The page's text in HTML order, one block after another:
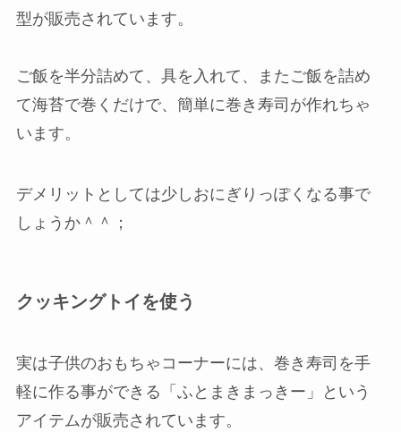
型が販売されています。
ご飯を半分詰めて、具を入れて、またご飯を詰め
て海苔で巻くだけで、簡単に巻き寿司が作れちゃ
います。
デメリットとしては少しおにぎりっぽくなる事で
しょうか＾＾；
クッキングトイを使う
実は子供のおもちゃコーナーには、巻き寿司を手
軽に作る事ができる「ふとまきまっきー」という
アイテムが販売されています。